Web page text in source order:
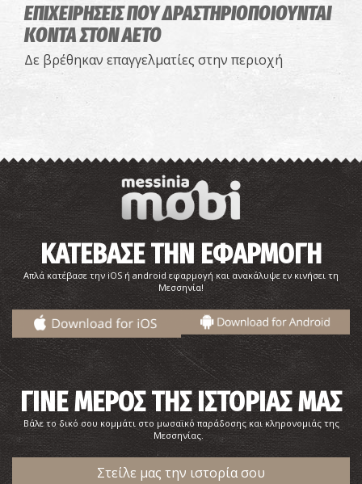
ΕΠΙΧΕΙΡΗΣΕΙΣ ΠΟΥ ΔΡΑΣΤΗΡΙΟΠΟΙΟΥΝΤΑΙ
ΚΟΝΤΑ ΣΤΟΝ ΑΕΤΟ
Δε βρέθηκαν επαγγελματίες στην περιοχή
ΚΑΤΕΒΑΣΕ ΤΗΝ ΕΦΑΡΜΟΓΗ
Απλά κατέβασε την iOS ή android εφαρμογή και ανακάλυψε εν κινήσει τη
Μεσσηνία!
ΓΙΝΕ ΜΕΡΟΣ ΤΗΣ ΙΣΤΟΡΙΑΣ ΜΑΣ
Βάλε το δικό σου κομμάτι στο μωσαϊκό παράδοσης και κληρονομιάς της
Μεσσηνίας.
Στείλε μας την ιστορία σου